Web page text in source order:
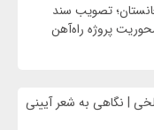
تصویب سند
پروژه راه‌آهن
| نگاهی به شعر آیینی